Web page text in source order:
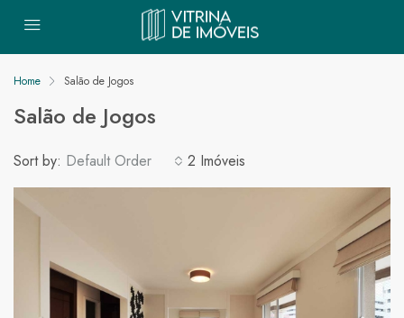
Home Salão de Jogos
Salão de Jogos
2 Imóveis
Sort by: Default Order